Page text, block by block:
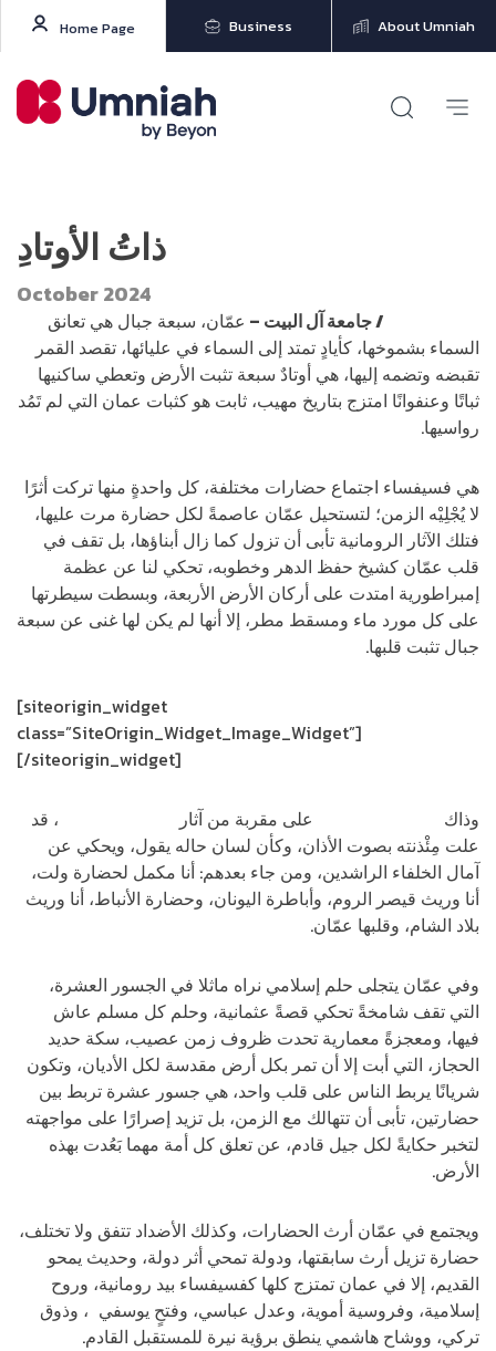
Home Page Business About Umniah
ذاتُ الأوتادِ
October 2024
/ جامعة آل البيت – عمّان، سبعة جبال هي تعانق
السماء بشموخها، كأيادٍ تمتد إلى السماء في عليائها، تقصد القمر
تقبضه وتضمه إليها، هي أوتادٌ سبعة تثبت الأرض وتعطي ساكنيها
ثباتًا وعنفوانًا امتزج بتاريخ مهيب، ثابت هو كثبات عمان التي لم تَمُد
رواسيها.
هي فسيفساء اجتماع حضارات مختلفة، كل واحدةٍ منها تركت أثرًا
لا يُجْلِيْه الزمن؛ لتستحيل عمّان عاصمةً لكل حضارة مرت عليها،
فتلك الآثار الرومانية تأبى أن تزول كما زال أبناؤها، بل تقف في
قلب عمّان كشيخ حفظ الدهر وخطوبه، تحكي لنا عن عظمة
إمبراطورية امتدت على أركان الأرض الأربعة، وبسطت سيطرتها
على كل مورد ماء ومسقط مطر، إلا أنها لم يكن لها غنى عن سبعة
جبال تثبت قلبها.
[siteorigin_widget
class=”SiteOrigin_Widget_Image_Widget”]
[/siteorigin_widget]
وذاك على مقربة من آثار
، قد
علت مِئْذنته بصوت الأذان، وكأن لسان حاله يقول، ويحكي عن
آمال الخلفاء الراشدين، ومن جاء بعدهم: أنا مكمل لحضارة ولت،
أنا وريث قيصر الروم، وأباطرة اليونان، وحضارة الأنباط، أنا وريث
بلاد الشام، وقلبها عمّان.
وفي عمّان يتجلى حلم إسلامي نراه ماثلا في الجسور العشرة،
التي تقف شامخةً تحكي قصةً عثمانية، وحلم كل مسلم عاش
فيها، ومعجزةً معمارية تحدت ظروف زمن عصيب، سكة حديد
الحجاز، التي أبت إلا أن تمر بكل أرض مقدسة لكل الأديان، وتكون
شريانًا يربط الناس على قلب واحد، هي جسور عشرة تربط بين
حضارتين، تأبى أن تتهالك مع الزمن، بل تزيد إصرارًا على مواجهته
لتخبر حكايةً لكل جيل قادم، عن تعلق كل أمة مهما بَعُدت بهذه
الأرض.
ويجتمع في عمّان أرث الحضارات، وكذلك الأضداد تتفق ولا تختلف،
حضارة تزيل أرث سابقتها، ودولة تمحي أثر دولة، وحديث يمحو
القديم، إلا في عمان تمتزج كلها كفسيفساء بيد رومانية، وروح
إسلامية، وفروسية أموية، وعدل عباسي، وفتحٍ يوسفي ، وذوق
تركي، ووشاح هاشمي ينطق برؤية نيرة للمستقبل القادم.